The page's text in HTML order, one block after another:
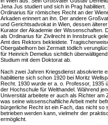
Jena Jus studiert und sich in Prag
Ordinarius für römisches Recht an der
Arkaden erinnert an ihn. Der andere
und Gerichtsadvokat in Wien, dessen
Kurator der Akademie der Wissenschaften.
als Ordinarius für Zivilrecht in Innsbruck
Amt des Rektors bekleidete.
Obergabelhorn bei Zermatt tödlich
für Heinrich Demelius sichtlich
Studium mit dem Doktorat ab.
Nach zwei Jahren Kriegsdienst absolvierte
habilitierte sich schon 1920 bei Moritz
Recht. 1930 wurde er a. o. Professor, 1935
der Hochschule für Welthandel. Während
Universität arbeitete er auch als Richter am
was seine wissenschaftliche Arbeit mehr
bürgerliche Recht ist ein Fach, das nicht so
betrieben werden kann, vielmehr der
ermöglicht.